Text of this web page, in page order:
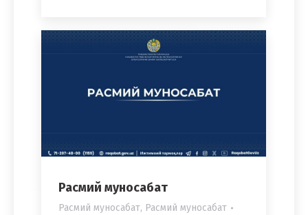
Расмий муносабат
Расмий муносабат, Расмий муносабат